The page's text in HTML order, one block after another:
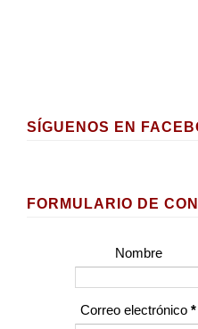
SÍGUENOS EN
FORMULARIO DE
Nombre
Correo electrónico *